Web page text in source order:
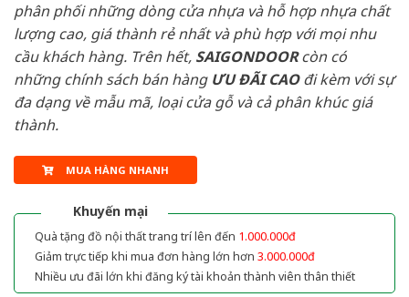
phân phối những dòng cửa nhựa và hỗ hợp nhựa chất
lượng cao, giá thành rẻ nhất và phù hợp với mọi nhu
cầu khách hàng. Trên hết, SAIGONDOORcòn có
những chính sách bán hàng ƯU ĐÃI CAOđi kèm với sự
đa dạng về mẫu mã, loại cửa gỗ và cả phân khúc giá
thành.
MUA HÀNG NHANH
Khuyến mại
Quà tặng đồ nội thất trang trí lên đến 1.000.000đ
Giảm trực tiếp khi mua đơn hàng lớn hơn 3.000.000đ
Nhiều ưu đãi lớn khi đăng ký tài khoản thành viên thân thiết